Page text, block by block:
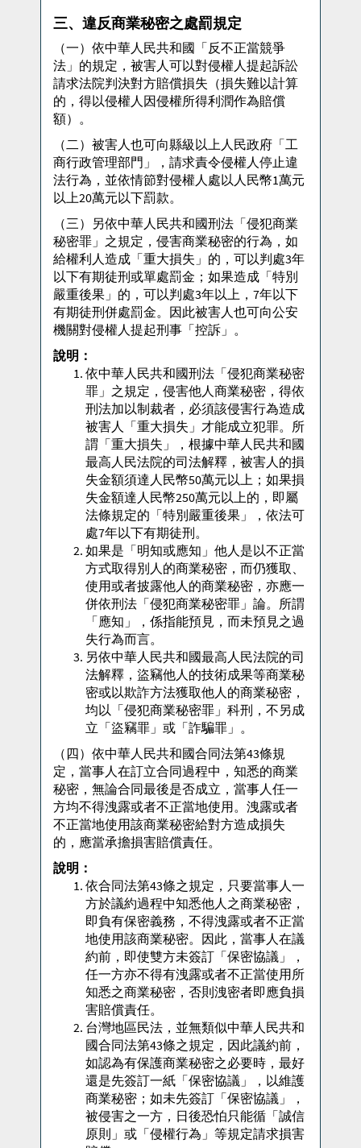
三、違反商業秘密之處罰規定
（一）依中華人民共和國「反不正當競爭
法」的規定，被害人可以對侵權人提起訴訟
請求法院判決對方賠償損失（損失難以計算
的，得以侵權人因侵權所得利潤作為賠償
額）。
（二）被害人也可向縣級以上人民政府「工
商行政管理部門」，請求責令侵權人停止違
法行為，並依情節對侵權人處以人民幣1萬元
以上20萬元以下罰款。
（三）另依中華人民共和國刑法「侵犯商業
秘密罪」之規定，侵害商業秘密的行為，如
給權利人造成「重大損失」的，可以判處3年
以下有期徒刑或單處罰金；如果造成「特別
嚴重後果」的，可以判處3年以上，7年以下
有期徒刑併處罰金。因此被害人也可向公安
機關對侵權人提起刑事「控訴」。
說明：
依中華人民共和國刑法「侵犯商業秘密
罪」之規定，侵害他人商業秘密，得依
刑法加以制裁者，必須該侵害行為造成
被害人「重大損失」才能成立犯罪。所
謂「重大損失」，根據中華人民共和國
最高人民法院的司法解釋，被害人的損
失金額須達人民幣50萬元以上；如果損
失金額達人民幣250萬元以上的，即屬
法條規定的「特別嚴重後果」，依法可
處7年以下有期徒刑。
如果是「明知或應知」他人是以不正當
方式取得別人的商業秘密，而仍獲取、
使用或者披露他人的商業秘密，亦應一
併依刑法「侵犯商業秘密罪」論。所謂
「應知」，係指能預見，而未預見之過
失行為而言。
另依中華人民共和國最高人民法院的司
法解釋，盜竊他人的技術成果等商業秘
密或以欺詐方法獲取他人的商業秘密，
均以「侵犯商業秘密罪」科刑，不另成
立「盜竊罪」或「詐騙罪」。
（四）依中華人民共和國合同法第43條規
定，當事人在訂立合同過程中，知悉的商業
秘密，無論合同最後是否成立，當事人任一
方均不得洩露或者不正當地使用。洩露或者
不正當地使用該商業秘密給對方造成損失
的，應當承擔損害賠償責任。
說明：
依合同法第43條之規定，只要當事人一
方於議約過程中知悉他人之商業秘密，
即負有保密義務，不得洩露或者不正當
地使用該商業秘密。因此，當事人在議
約前，即使雙方未簽訂「保密協議」，
任一方亦不得有洩露或者不正當使用所
知悉之商業秘密，否則洩密者即應負損
害賠償責任。
台灣地區民法，並無類似中華人民共和
國合同法第43條之規定，因此議約前，
如認為有保護商業秘密之必要時，最好
還是先簽訂一紙「保密協議」，以維護
商業秘密；如未先簽訂「保密協議」，
被侵害之一方，日後恐怕只能循「誠信
原則」或「侵權行為」等規定請求損害